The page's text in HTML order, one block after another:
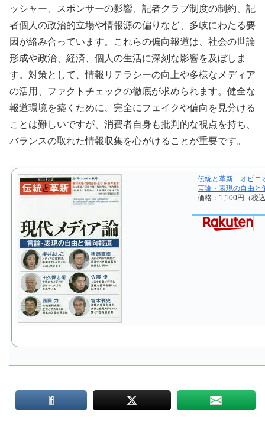
ッシャー、スポンサーの影響、記者クラブ制度の制約、記
者個人の政治的立場や情報源の偏りなど、多岐にわたる要
因が絡み合っています。これらの偏向報道は、社会の世論
形成や政治、経済、個人の生活に深刻な影響を及ぼしま
す。対策として、情報リテラシーの向上や多様なメディア
の活用、ファクトチェックの徹底が求められます。健全な
報道環境を築くために、完全にフェイクや偏向を見分ける
ことは難しいですが、消費者自身も批判的な視点を持ち、
バランスの取れた情報収集を心がけることが重要です。
伝統と革新 オピ
言論・表現の自由
価格：1,100円（税